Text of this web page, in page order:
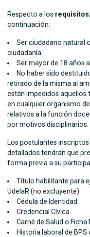
Respecto a los requisitos
continuación:
Ser ciudadano natural
ciudadanía.
Ser mayor de 18 años
No haber sido
retirado de la misma al
están impedidos aquellos
en cualquier organismo
relativos a la función
por motivos disciplinarios.
Los postulantes
detallados tendrán que
forma previa a su
Título habilitante para
UdelaR (no excluyente).
Cédula de Identidad.
Credencial Cívica.
Carné de Salud o Ficha
Historia laboral de